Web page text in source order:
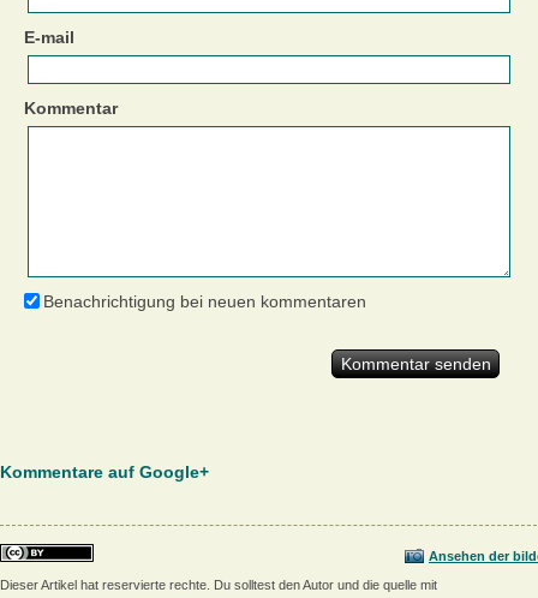
E-mail
Kommentar
Benachrichtigung bei neuen kommentaren
Kommentare auf Google+
Ansehen der
Dieser Artikel hat reservierte rechte. Du solltest den Autor und die quelle mit